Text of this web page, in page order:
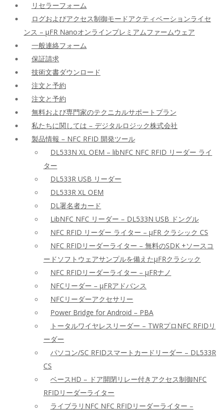
リセラーフォーム
ログおよびアクセス制御モードアクティベーションライセ
ンス – μFR Nanoオンラインプレミアムファームウェア
一般連絡フォーム
保証請求
技術文書ダウンロード
注文と予約
注文と予約
無料および専門家のテクニカルサポートプラン
私たちに関しては – デジタルロジック株式会社
製品情報 – NFC RFID 開発ツール
DL533N XL OEM – libNFC NFC RFID リーダー ライ
ター
DL533R USB リーダー
DL533R XL OEM
DL署名者カード
LibNFC NFC リーダー – DL533N USB ドングル
NFC RFID リーダー ライター – μFR クラシック CS
NFC RFIDリーダーライター – 無料のSDK +ソースコ
ードソフトウェアサンプルを備えたμFRクラシック
NFC RFIDリーダーライター – μFRナノ
NFCリーダー – μFRアドバンス
NFCリーダーアクセサリー
Power Bridge for Android – PBA
トータルワイヤレスリーダー – TWRプロNFC RFIDリ
ーダー
パソコン/SC RFIDスマートカードリーダー – DL533R
CS
ベースHD – ドア開閉リレー付きアクセス制御NFC
RFIDリーダーライター
ライブラリNFC NFC RFIDリーダーライター –